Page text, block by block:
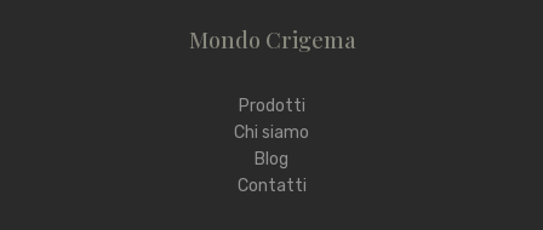
Mondo Crigema
Prodotti
Chi siamo
Blog
Contatti